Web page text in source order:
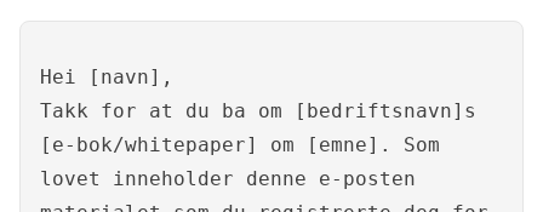
Hei [navn],
Takk for at du ba om [bedriftsnavn]s
[e-bok/whitepaper] om [emne]. Som
lovet inneholder denne e-posten